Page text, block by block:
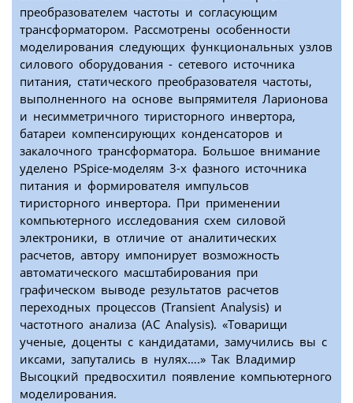
преобразователем частоты и согласующим
трансформатором. Рассмотрены особенности
моделирования следующих функциональных узлов
силового оборудования - сетевого источника
питания, статического преобразователя частоты,
выполненного на основе выпрямителя Ларионова
и несимметричного тиристорного инвертора,
батареи компенсирующих конденсаторов и
закалочного трансформатора. Большое внимание
уделено PSpice-моделям 3-х фазного источника
питания и формирователя импульсов
тиристорного инвертора. При применении
компьютерного исследования схем силовой
электроники, в отличие от аналитических
расчетов, автору импонирует возможность
автоматического масштабирования при
графическом выводе результатов расчетов
переходных процессов (Transient Analysis) и
частотного анализа (AC Analysis). «Товарищи
ученые, доценты с кандидатами, замучились вы с
иксами, запутались в нулях….» Так Владимир
Высоцкий предвосхитил появление компьютерного
моделирования.